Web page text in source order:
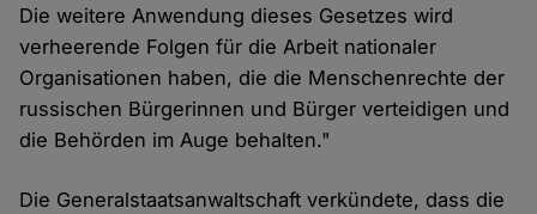
Die weitere Anwendung dieses Gesetzes wird
verheerende Folgen für die Arbeit nationaler
Organisationen haben, die die Menschenrechte der
russischen Bürgerinnen und Bürger verteidigen und
die Behörden im Auge behalten."
Die Generalstaatsanwaltschaft verkündete, dass die